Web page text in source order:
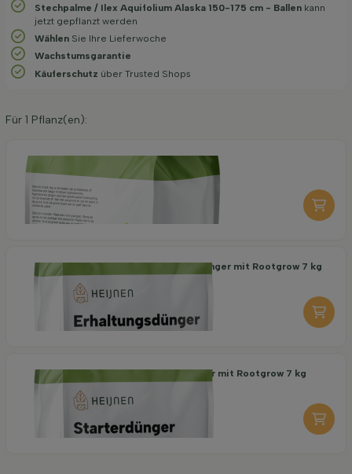
Stechpalme / Ilex Aquifolium Alaska 150-175 cm - Ballen kann
jetzt gepflanzt werden
Wählen Sie Ihre Lieferwoche
Wachstums­garantie
Käuferschutz über Trusted Shops
Für 1 Pflanz(en):
Organische Pflanzerde 40 l
6,95
-
Organischer Erhaltungsdünger mit Rootgrow 7 kg
Organischer Starterdünger mit Rootgrow 7 kg